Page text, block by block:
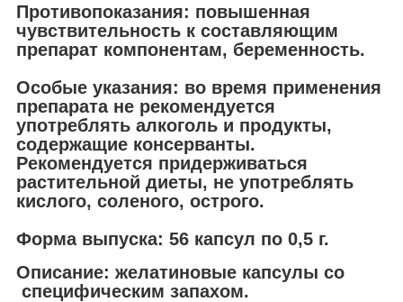
Противопоказания: повышенная
чувствительность к составляющим
препарат компонентам, беременность.
Особые указания: во время применения
препарата не рекомендуется
употреблять алкоголь и продукты,
содержащие консерванты.
Рекомендуется придерживаться
растительной диеты, не употреблять
кислого, соленого, острого.
Форма выпуска: 56 капсул по 0,5 г.
Описание: желатиновые капсулы со
специфическим запахом.